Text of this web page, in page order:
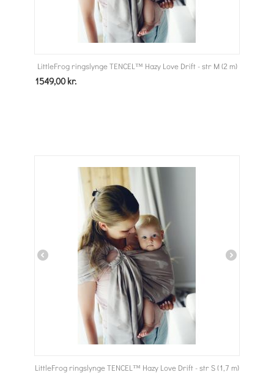
LittleFrog ringslynge TENCEL™ Hazy Love Drift - str M (2 m)
1549,00 kr.
LittleFrog ringslynge TENCEL™ Hazy Love Drift - str S (1,7 m)